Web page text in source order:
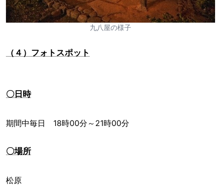
九八屋の様子
（４）フォトスポット
〇日時
期間中毎日 18時00分～21時00分
〇場所
松原